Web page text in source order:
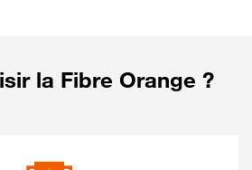
la Fibre Orange ?